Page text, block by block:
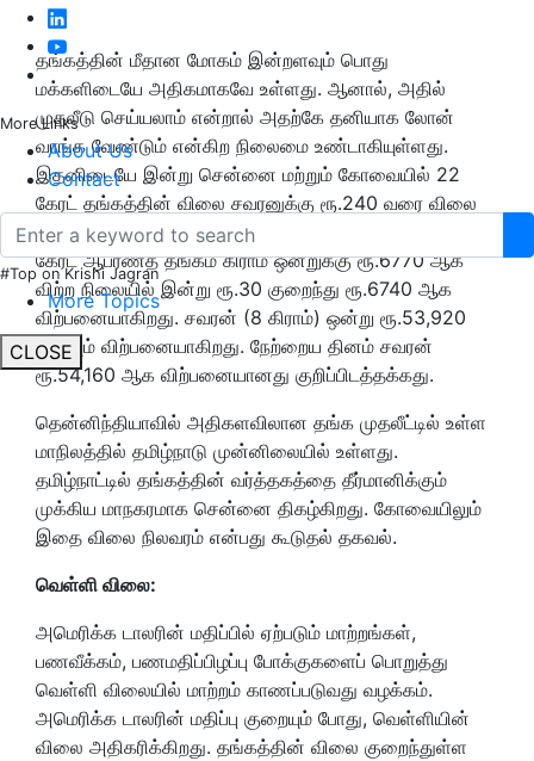
More Links
About Us
Contact
#Top on Krishi Jagran
More Topics
CLOSE
தங்கத்தின் மீதான மோகம் இன்றளவும் பொது
மக்களிடையே அதிகமாகவே உள்ளது. ஆனால், அதில்
முதலீடு செய்யலாம் என்றால் அதற்கே தனியாக லோன்
வாங்க வேண்டும் என்கிற நிலைமை உண்டாகியுள்ளது.
இதனிடையே இன்று சென்னை மற்றும் கோவையில் 22
கேரட் தங்கத்தின் விலை சவரனுக்கு ரூ.240 வரை விலை
குறைந்துள்ளது. அதன்படி சென்னையில் நேற்றைய 22
கேரட் ஆபரணத் தங்கம் கிராம் ஒன்றுக்கு ரூ.6770 ஆக
விற்ற நிலையில் இன்று ரூ.30 குறைந்து ரூ.6740 ஆக
விற்பனையாகிறது. சவரன் (8 கிராம்) ஒன்று ரூ.53,920
ஆகவும் விற்பனையாகிறது. நேற்றைய தினம் சவரன்
ரூ.54,160 ஆக விற்பனையானது குறிப்பிடத்தக்கது.
தென்னிந்தியாவில் அதிகளவிலான தங்க முதலீட்டில் உள்ள
மாநிலத்தில் தமிழ்நாடு முன்னிலையில் உள்ளது.
தமிழ்நாட்டில் தங்கத்தின் வர்த்தகத்தை தீர்மானிக்கும்
முக்கிய மாநகரமாக சென்னை திகழ்கிறது. கோவையிலும்
இதை விலை நிலவரம் என்பது கூடுதல் தகவல்.
வெள்ளி விலை:
அமெரிக்க டாலரின் மதிப்பில் ஏற்படும் மாற்றங்கள்,
பணவீக்கம், பணமதிப்பிழப்பு போக்குகளைப் பொறுத்து
வெள்ளி விலையில் மாற்றம் காணப்படுவது வழக்கம்.
அமெரிக்க டாலரின் மதிப்பு குறையும் போது, வெள்ளியின்
விலை அதிகரிக்கிறது. தங்கத்தின் விலை குறைந்துள்ள